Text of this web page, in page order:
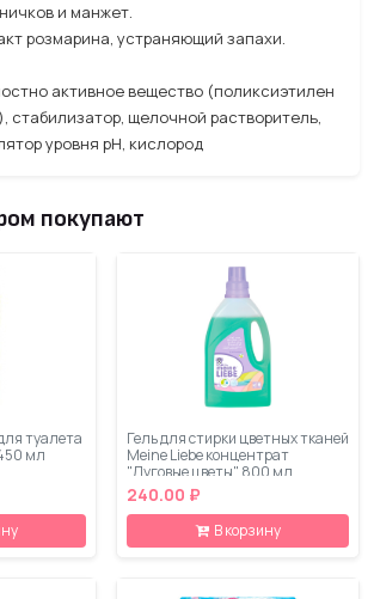
и манжет.
розмарина, устраняющий запахи.
активное вещество (поликсиэтилен
стабилизатор, щелочной растворитель,
уровня рН, кислород
покупают
туалета
мл
Гель для стирки цветных тканей
Meine Liebe концентрат
"Луговые цветы" 800 мл
240.00 ₽
В корзину